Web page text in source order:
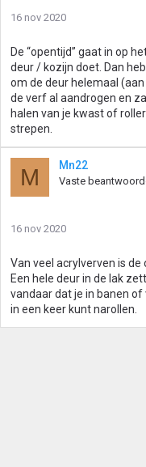
16 nov 2020
De “opentijd” gaat in op
deur / kozijn doet. Dan
om de deur helemaal
de verf al aandrogen en
halen van je kwast of
strepen.
M Mn22
Vaste
16 nov 2020
Van veel acrylverven is
Een hele deur in de lak
vandaar dat je in banen
in een keer kunt narollen.